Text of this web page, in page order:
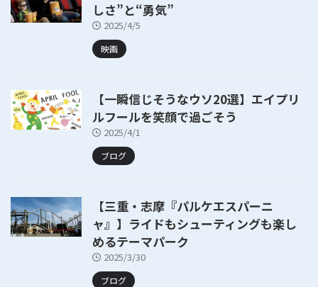
しさ”と“勇気”
2025/4/5
映画
【一瞬信じそうなウソ20選】エイプリ
ルフールを笑顔で過ごそう
2025/4/1
ブログ
【三重・志摩『パルケエスパーニ
ャ』】ライドもシューティングも楽し
めるテーマパーク
2025/3/30
ブログ